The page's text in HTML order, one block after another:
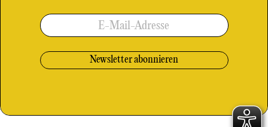
E-Mail-Adresse